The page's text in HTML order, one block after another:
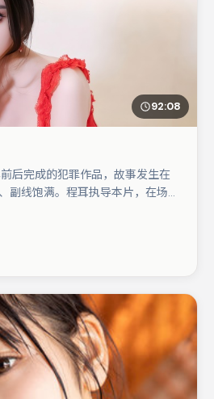
92:08
后完成的犯罪作品，故事发生在
副线饱满。程耳执导本片，在场面
戏构成全片情感锚点，胡歌则以细
。整体完成度较高，适合周末一口